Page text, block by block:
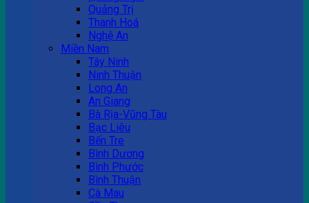
Quảng Trị
Thanh Hoá
Nghệ An
Miền Nam
Tây Ninh
Ninh Thuận
Long An
An Giang
Bà Rịa-Vũng Tàu
Bạc Liêu
Bến Tre
Bình Dương
Bình Phước
Bình Thuận
Cà Mau